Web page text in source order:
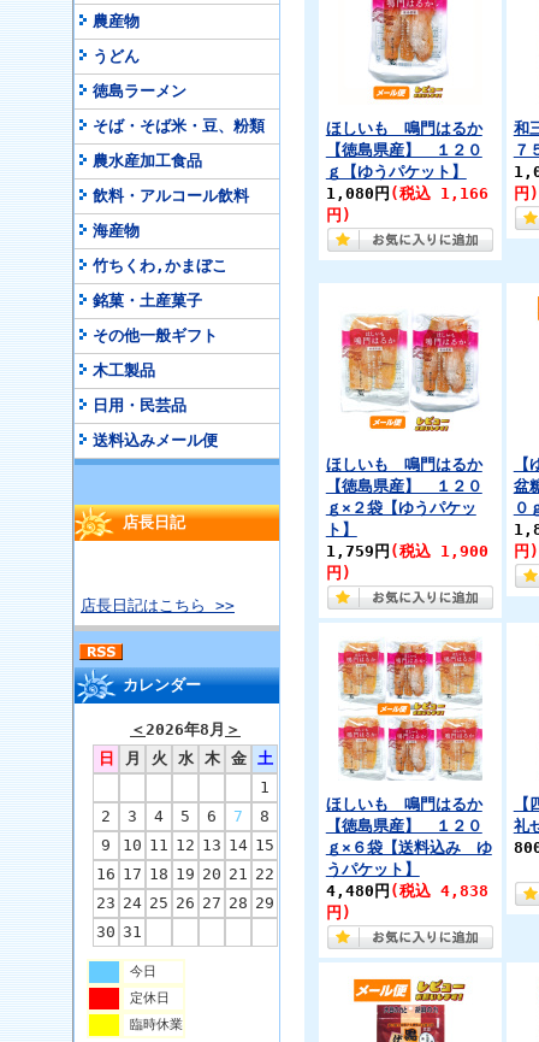
農産物
うどん
徳島ラーメン
そば・そば米・豆、粉類
農水産加工食品
飲料・アルコール飲料
海産物
竹ちくわ,かまぼこ
銘菓・土産菓子
その他一般ギフト
木工製品
日用・民芸品
送料込みメール便
店長日記
店長日記はこちら >>
カレンダー
＜ 2026年8月 ＞
日
月 火 水 木 金
土
1
2
3 4 5 6 7
8
9
10 11 12 13 14 15
16 17 18 19 20 21
22
23 24 25 26 27 28 29
30 31
今日
定休日
臨時休業
ほしいも 鳴門はるか
【徳島県産】 １２０
ｇ【ゆうパケット】
1,080円 (税込 1,166
円)
和
７
円)
ほしいも 鳴門はるか
【徳島県産】 １２０
ｇ×２袋【ゆうパケッ
ト】
1,759円 (税込 1,900
円)
盆
０
円)
ほしいも 鳴門はるか
【徳島県産】 １２０
ｇ×６袋【送料込み ゆ
うパケット】
4,480円 (税込 4,838
円)
礼